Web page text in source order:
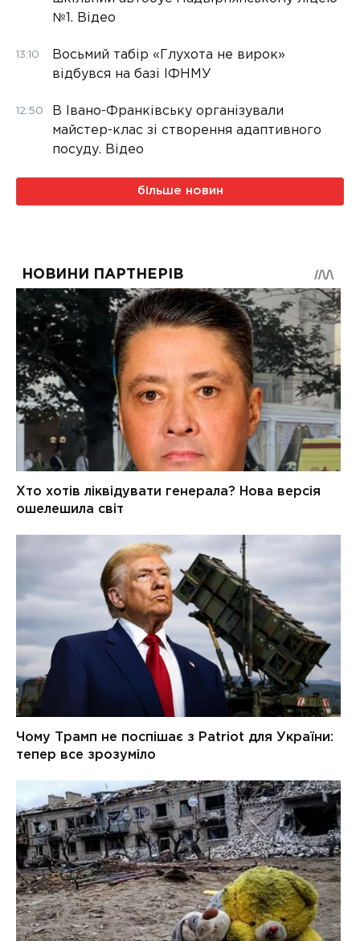
№1. Відео
13:10
Восьмий табір «Глухота не вирок»
відбувся на базі ІФНМУ
12:50
В Івано-Франківську організували
майстер-клас зі створення адаптивного
посуду. Відео
більше новин